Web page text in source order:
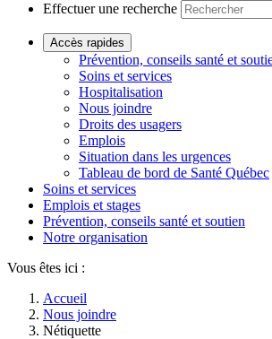
Effectuer une recherche
Accès rapides
Prévention, conseils santé et
Soins et services
Hospitalisation
Nous joindre
Droits des usagers
Emplois
Situation dans les urgences
Tableau de bord de Santé Québec
Soins et services
Emplois et stages
Prévention, conseils santé et soutien
Notre organisation
Vous êtes ici :
Accueil
Nous joindre
Nétiquette